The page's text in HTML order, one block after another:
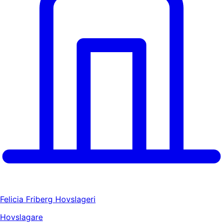
Felicia Friberg Hovslageri
Hovslagare